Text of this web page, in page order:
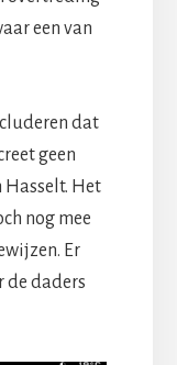
een van
dat
geen
Het
nog mee
Er
de daders